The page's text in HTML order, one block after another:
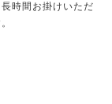
時間お掛けいただ